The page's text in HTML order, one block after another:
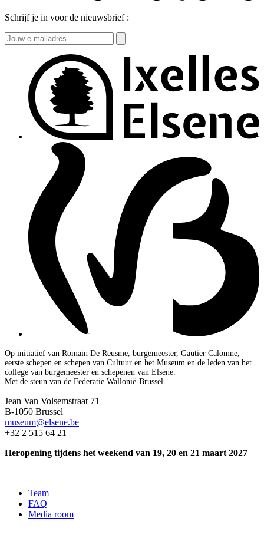
Schrijf je in voor de nieuwsbrief :
Op initiatief van Romain De Reusme, burgemeester, Gautier Calomne,
eerste schepen en schepen van Cultuur en het Museum en de leden van het
college van burgemeester en schepenen van Elsene.
Met de steun van de Federatie Wallonië-Brussel.
Jean Van Volsemstraat 71
B-1050 Brussel
museum@elsene.be
+32 2 515 64 21
Heropening tijdens het weekend van 19, 20 en 21 maart 2027
Team
FAQ
Media room